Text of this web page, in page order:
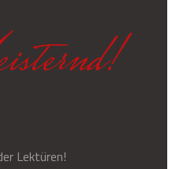
Lektüren!